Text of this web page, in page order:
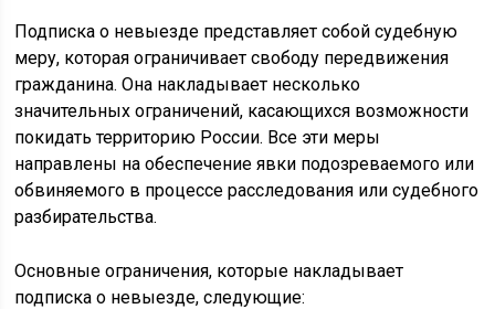
Подписка о невыезде представляет собой судебную
меру, которая ограничивает свободу передвижения
гражданина. Она накладывает несколько
значительных ограничений, касающихся возможности
покидать территорию России. Все эти меры
направлены на обеспечение явки подозреваемого или
обвиняемого в процессе расследования или судебного
разбирательства.
Основные ограничения, которые накладывает
подписка о невыезде, следующие: